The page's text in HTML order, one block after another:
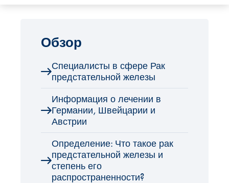
Обзор
Специалисты в сфере Рак
предстательной железы
Информация о лечении в
Германии, Швейцарии и
Австрии
Определение: Что такое рак
предстательной железы и
степень его
распространенности?